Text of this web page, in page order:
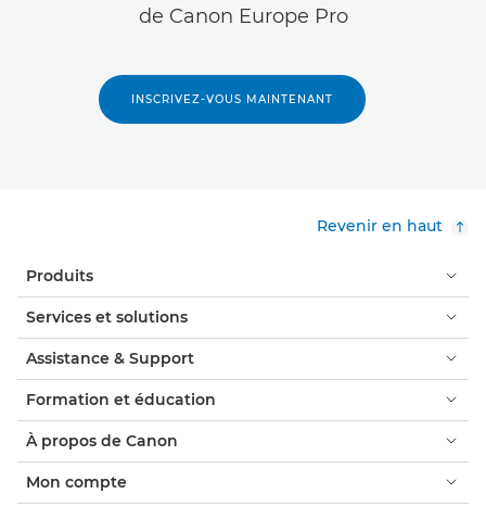
de Canon Europe Pro
INSCRIVEZ-VOUS MAINTENANT
Revenir en haut
Produits
Services et solutions
Assistance & Support
Formation et éducation
À propos de Canon
Mon compte